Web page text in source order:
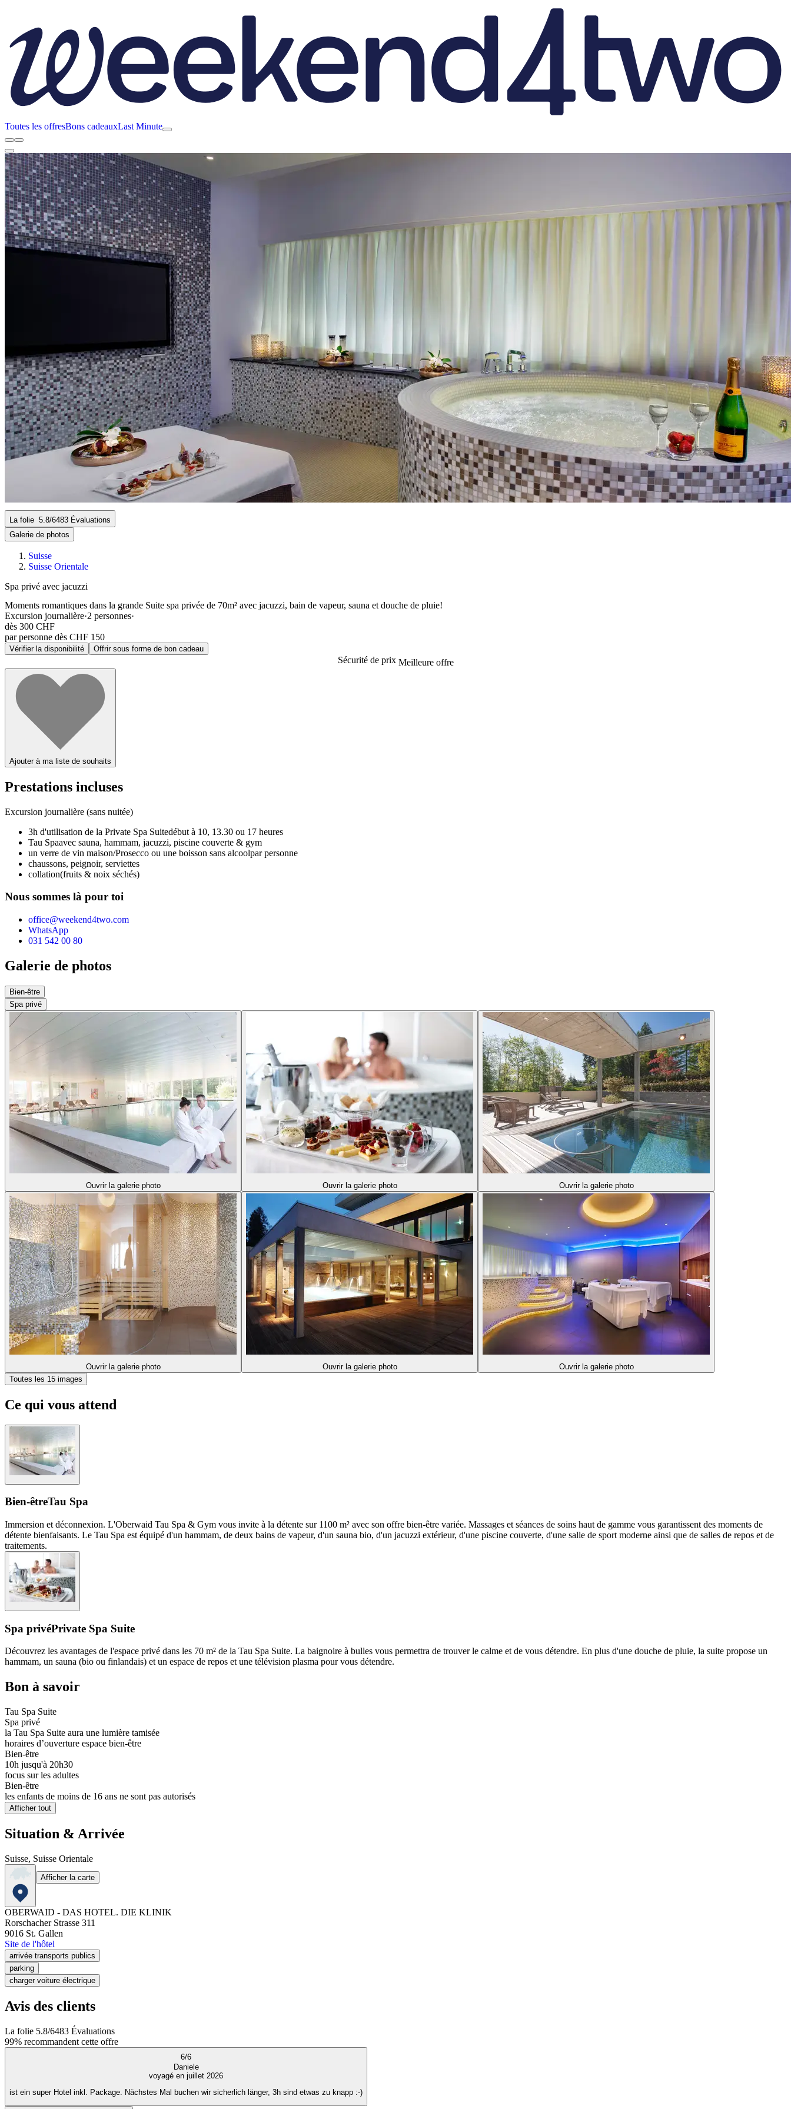
Toutes les offresBons cadeauxLast Minute
La folie 5.8/6483 Évaluations
Galerie de photos
Suisse
Suisse Orientale
Spa privé avec jacuzzi
Moments romantiques dans la grande Suite spa privée de 70m² avec jacuzzi, bain de vapeur, sauna et douche de pluie!
Excursion journalière·2 personnes·
dès 300 CHF
par personne dès CHF 150
Vérifier la disponibilité Offrir sous forme de bon cadeau
Sécurité de prix Meilleure offre
Ajouter à ma liste de souhaits
Prestations incluses
Excursion journalière (sans nuitée)
3h d'utilisation de la Private Spa Suitedébut à 10, 13.30 ou 17 heures
Tau Spaavec sauna, hammam, jacuzzi, piscine couverte & gym
un verre de vin maison/Prosecco ou une boisson sans alcoolpar personne
chaussons, peignoir, serviettes
collation(fruits & noix séchés)
Nous sommes là pour toi
office@weekend4two.com
WhatsApp
031 542 00 80
Galerie de photos
Bien-être
Spa privé
Ouvrir la galerie photo Ouvrir la galerie photo Ouvrir la galerie photo
Ouvrir la galerie photo Ouvrir la galerie photo
Ouvrir la galerie photo
Toutes les 15 images
Ce qui vous attend
Bien-êtreTau Spa
Immersion et déconnexion. L'Oberwaid Tau Spa & Gym vous invite à la détente sur 1100 m² avec son offre bien-être variée. Massages et séances de soins haut de gamme vous garantissent des moments de
détente bienfaisants. Le Tau Spa est équipé d'un hammam, de deux bains de vapeur, d'un sauna bio, d'un jacuzzi extérieur, d'une piscine couverte, d'une salle de sport moderne ainsi que de salles de repos et de
traitements.
Spa privéPrivate Spa Suite
Découvrez les avantages de l'espace privé dans les 70 m² de la Tau Spa Suite. La baignoire à bulles vous permettra de trouver le calme et de vous détendre. En plus d'une douche de pluie, la suite propose un
hammam, un sauna (bio ou finlandais) et un espace de repos et une télévision plasma pour vous détendre.
Bon à savoir
Tau Spa Suite
Spa privé
la Tau Spa Suite aura une lumière tamisée
horaires d’ouverture espace bien-être
Bien-être
10h jusqu'à 20h30
focus sur les adultes
Bien-être
les enfants de moins de 16 ans ne sont pas autorisés
Afficher tout
Situation & Arrivée
Suisse, Suisse Orientale
Afficher la carte
OBERWAID - DAS HOTEL. DIE KLINIK
Rorschacher Strasse 311
9016 St. Gallen
Site de l'hôtel
arrivée transports publics
parking
charger voiture électrique
Avis des clients
La folie 5.8/6483 Évaluations
99% recommandent cette offre
6/6
Daniele
voyagé en juillet 2026
ist ein super Hotel inkl. Package. Nächstes Mal buchen wir sicherlich länger, 3h sind etwas zu knapp :-)